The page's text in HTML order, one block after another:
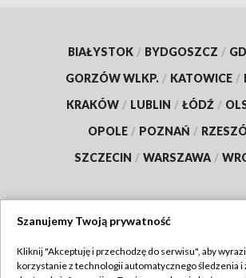
BIAŁYSTOK / BYDGOSZCZ /
GORZÓW WLKP. / KATOWICE /
KRAKÓW / LUBLIN / ŁÓDŹ /
OPOLE / POZNAŃ /
SZCZECIN / WARSZAWA /
TVP
Szanujemy Twoją prywatność
Kliknij "Akceptuję i przechodzę do serwisu", aby
korzystanie z technologii automatycznego śledzenia i